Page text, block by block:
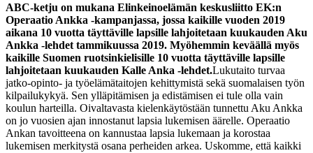
ABC-ketju on mukana Elinkeinoelämän keskusliitto EK:n
Operaatio Ankka -kampanjassa, jossa kaikille vuoden 2019
aikana 10 vuotta täyttäville lapsille lahjoitetaan kuukauden Aku
Ankka -lehdet tammikuussa 2019. Myöhemmin keväällä myös
kaikille Suomen ruotsinkielisille 10 vuotta täyttäville lapsille
lahjoitetaan kuukauden Kalle Anka -lehdet.Lukutaito turvaa
jatko-opinto- ja työelämätaitojen kehittymistä sekä suomalaisen työn
kilpailukykyä. Sen ylläpitämisen ja edistämisen ei tule olla vain
koulun harteilla. Oivaltavasta kielenkäytöstään tunnettu Aku Ankka
on jo vuosien ajan innostanut lapsia lukemisen äärelle. Operaatio
Ankan tavoitteena on kannustaa lapsia lukemaan ja korostaa
lukemisen merkitystä osana perheiden arkea. Uskomme, että kaikki